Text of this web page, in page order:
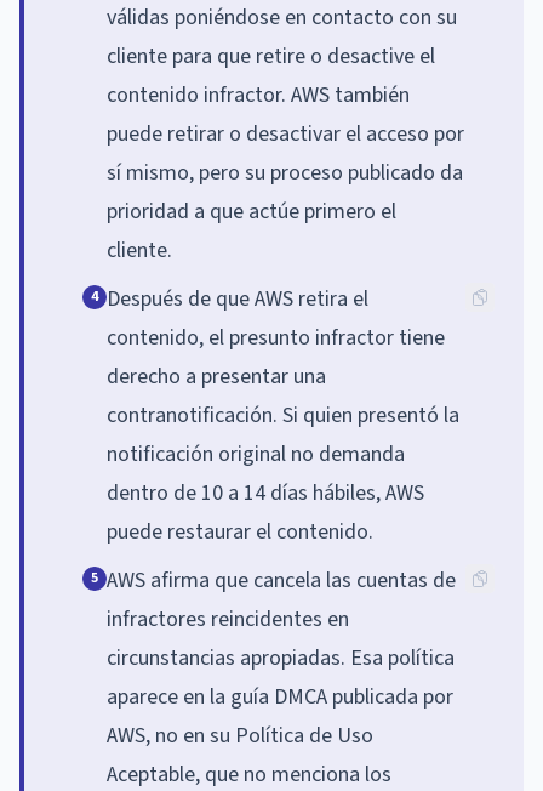
válidas poniéndose en contacto con su
cliente para que retire o desactive el
contenido infractor. AWS también
puede retirar o desactivar el acceso por
sí mismo, pero su proceso publicado da
prioridad a que actúe primero el
cliente.
4 Después de que AWS retira el
contenido, el presunto infractor tiene
derecho a presentar una
contranotificación. Si quien presentó la
notificación original no demanda
dentro de 10 a 14 días hábiles, AWS
puede restaurar el contenido.
5 AWS afirma que cancela las cuentas de
infractores reincidentes en
circunstancias apropiadas. Esa política
aparece en la guía DMCA publicada por
AWS, no en su Política de Uso
Aceptable, que no menciona los